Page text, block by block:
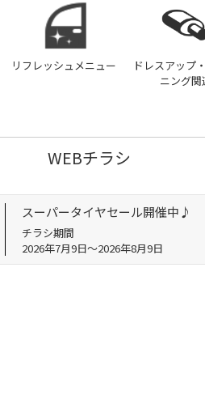
リフレッシュメニュー
ドレスアップ
ニング関
WEBチラシ
スーパータイヤセール開催中♪
チラシ期間
2026年7月9日～2026年8月9日